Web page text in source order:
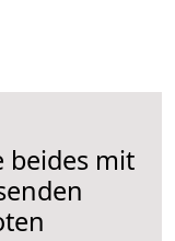
beides mit